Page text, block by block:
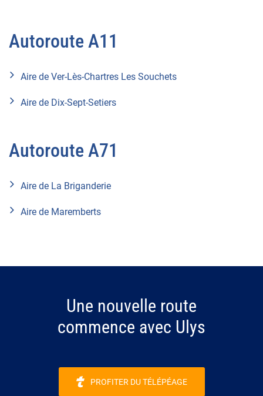
Autoroute A11
Aire de Ver-Lès-Chartres Les Souchets
Aire de Dix-Sept-Setiers
Autoroute A71
Aire de La Briganderie
Aire de Maremberts
Une nouvelle route
commence avec Ulys
PROFITER DU TÉLÉPÉAGE